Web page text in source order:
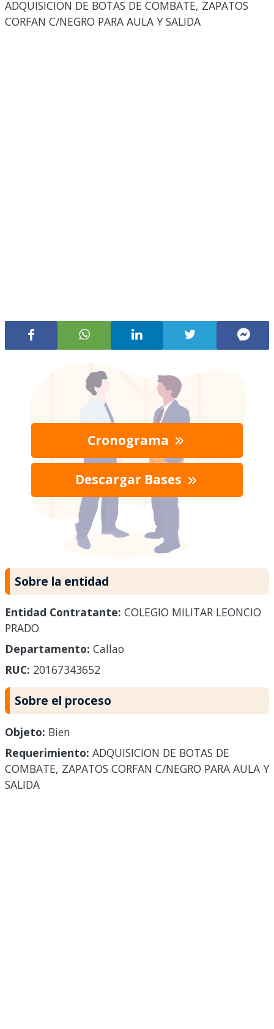
ADQUISICION DE BOTAS DE COMBATE, ZAPATOS
CORFAN C/NEGRO PARA AULA Y SALIDA
Cronograma
Descargar Bases
Sobre la entidad
Entidad Contratante: COLEGIO MILITAR LEONCIO
PRADO
Departamento: Callao
RUC: 20167343652
Sobre el proceso
Objeto: Bien
Requerimiento: ADQUISICION DE BOTAS DE
COMBATE, ZAPATOS CORFAN C/NEGRO PARA AULA Y
SALIDA